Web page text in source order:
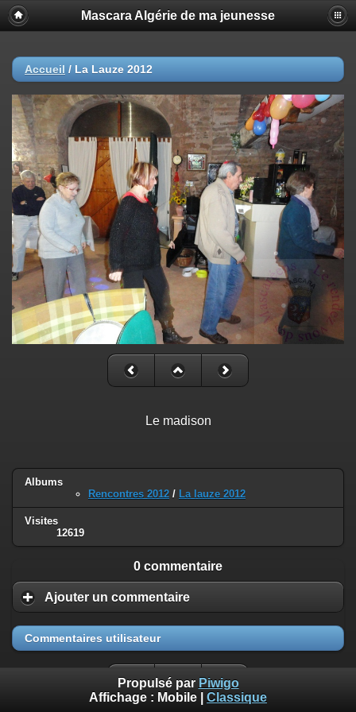
Mascara Algérie de ma jeunesse
Accueil / La Lauze 2012
Le madison
Albums
Rencontres 2012 / La lauze 2012
Visites
12619
0 commentaire
Ajouter un commentaire
Commentaires utilisateur
Propulsé par Piwigo
Affichage : Mobile Classique